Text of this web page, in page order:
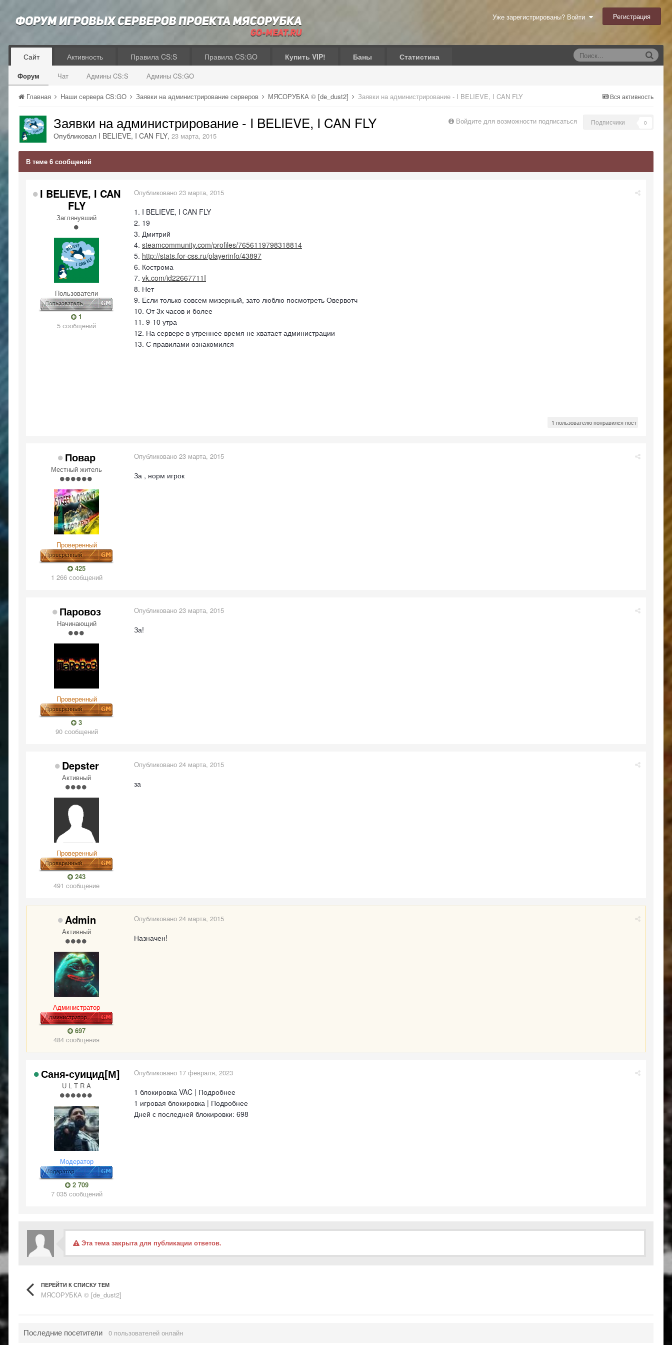
Уже зарегистрированы? Войти Регистрация
Сайт
Форум Чат Админы CS:S Админы CS:GO
Активность Правила CS:S Правила CS:GO Купить VIP! Баны Статистика
Вся активность
Главная Наши сервера CS:GO Заявки на администрирование серверов МЯСОРУБКА © [de_dust2] Заявки на администрирование - I BELIEVE, I CAN FLY
Войдите для возможности подписаться Подписчики 0
Заявки на администрирование - I BELIEVE, I CAN FLY
Опубликовал I BELIEVE, I CAN FLY, 23 марта, 2015
В теме 6 сообщений
I BELIEVE, I CAN
FLY
Заглянувший
Пользователи
1
5 сообщений
Опубликовано 23 марта, 2015
1. I BELIEVE, I CAN FLY
2. 19
3. Дмитрий
4. steamcommunity.com/profiles/7656119798318814
5. http://stats.for-css.ru/playerinfo/43897
6. Кострома
7. vk.com/id22667711I
8. Нет
9. Если только совсем мизерный, зато люблю посмотреть Овервотч
10. От 3х часов и более
11. 9-10 утра
12. На сервере в утреннее время не хватает администрации
13. С правилами ознакомился
1 пользователю понравился пост
Повар
Местный житель
Проверенный
425
1 266 сообщений
Опубликовано 23 марта, 2015
За , норм игрок
Паровоз
Начинающий
Проверенный
3
90 сообщений
Опубликовано 23 марта, 2015
За!
Depster
Активный
Проверенный
243
491 сообщение
Опубликовано 24 марта, 2015
за
Admin
Активный
Администратор
697
484 сообщения
Опубликовано 24 марта, 2015
Назначен!
Саня-суицид[М]
U L T R A
Модератор
2 709
7 035 сообщений
Опубликовано 17 февраля, 2023
1 блокировка VAC | Подробнее
1 игровая блокировка | Подробнее
Дней с последней блокировки: 698
Эта тема закрыта для публикации ответов.
ПЕРЕЙТИ К СПИСКУ ТЕМ
МЯСОРУБКА © [de_dust2]
Последние посетители 0 пользователей онлайн